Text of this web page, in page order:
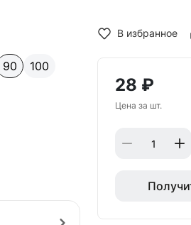
90
100
В избранное
28 ₽
Цена за шт.